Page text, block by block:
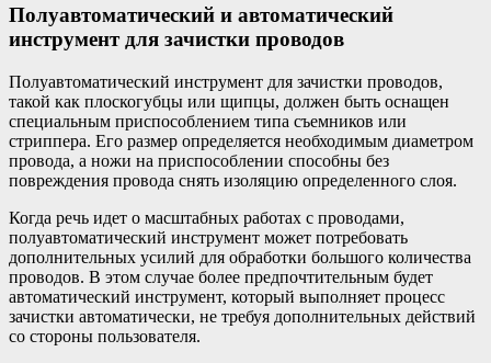
Полуавтоматический и автоматический
инструмент для зачистки проводов
Полуавтоматический инструмент для зачистки проводов,
такой как плоскогубцы или щипцы, должен быть оснащен
специальным приспособлением типа съемников или
стриппера. Его размер определяется необходимым диаметром
провода, а ножи на приспособлении способны без
повреждения провода снять изоляцию определенного слоя.
Когда речь идет о масштабных работах с проводами,
полуавтоматический инструмент может потребовать
дополнительных усилий для обработки большого количества
проводов. В этом случае более предпочтительным будет
автоматический инструмент, который выполняет процесс
зачистки автоматически, не требуя дополнительных действий
со стороны пользователя.